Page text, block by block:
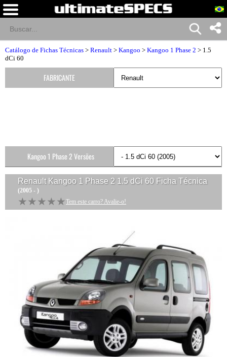
Catálogo de Fichas Técnicas > Renault > Kangoo > Kangoo 1 Phase 2 > 1.5
dCi 60
Renault Kangoo 1 Phase 2 1.5 dCi 60Ficha Técnica
(2005 - )
★★★★★
★★★★★ Tem este carro? Avalie-o!
FABRICANTE
Kangoo 1 Phase 2 Versões